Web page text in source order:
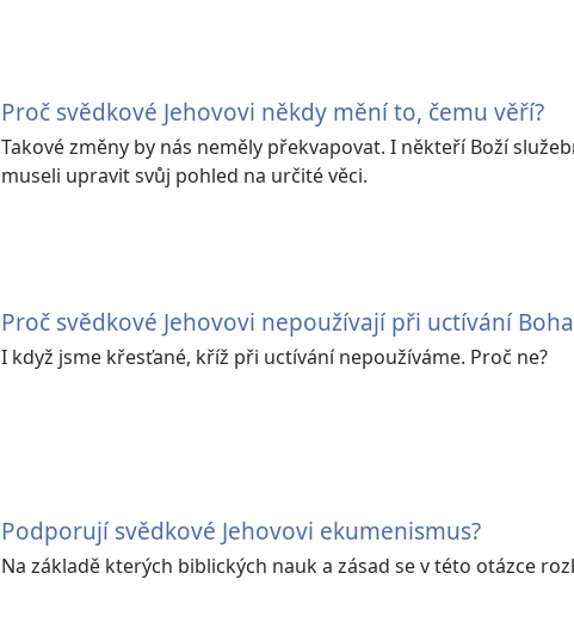
Proč svědkové Jehovovi někdy mění to, čemu věří?
Takové změny by nás neměly překvapovat. I někteří Boží
museli upravit svůj pohled na určité věci.
Proč svědkové Jehovovi nepoužívají při uctívání
I když jsme křesťané, kříž při uctívání nepoužíváme. Proč ne?
Podporují svědkové Jehovovi ekumenismus?
Na základě kterých biblických nauk a zásad se v této otázce